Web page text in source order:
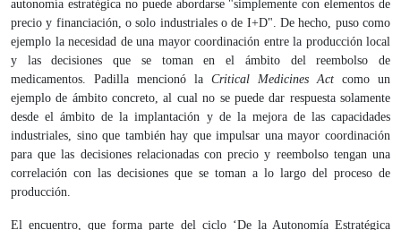
autonomía estratégica no puede abordarse "simplemente con elementos de
precio y financiación, o solo industriales o de I+D". De hecho, puso como
ejemplo la necesidad de una mayor coordinación entre la producción local
y las decisiones que se toman en el ámbito del reembolso de
medicamentos. Padilla mencionó la Critical Medicines Act como un
ejemplo de ámbito concreto, al cual no se puede dar respuesta solamente
desde el ámbito de la implantación y de la mejora de las capacidades
industriales, sino que también hay que impulsar una mayor coordinación
para que las decisiones relacionadas con precio y reembolso tengan una
correlación con las decisiones que se toman a lo largo del proceso de
producción.
El encuentro, que forma parte del ciclo ‘De la Autonomía Estratégica